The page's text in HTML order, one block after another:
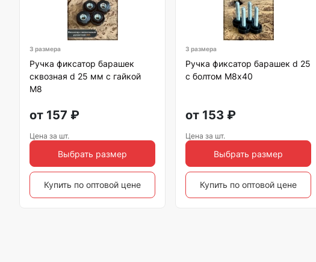
3 размера
Ручка фиксатор барашек
сквозная d 25 мм с гайкой
М8
от 157 ₽
Цена за шт.
Выбрать размер
Купить по оптовой цене
3 размера
Ручка фиксатор барашек d 25
с болтом М8х40
от 153 ₽
Цена за шт.
Выбрать размер
Купить по оптовой цене